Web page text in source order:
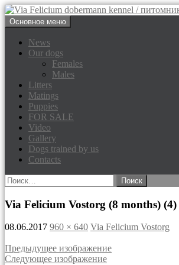
Via Felicium
kennel / питомник
Основное меню
к
News
Our dogs
Females
Males
Litters
Matings
Puppies
FOR SALE
Video
Gallery
Dogs trained by us
Contacts
Найти:
Via Felicium Vostorg (8 months) (4)
08.06.2017 960 × 640 Via Felicium Vostorg
Предыдущее изображение
Следующее изображение